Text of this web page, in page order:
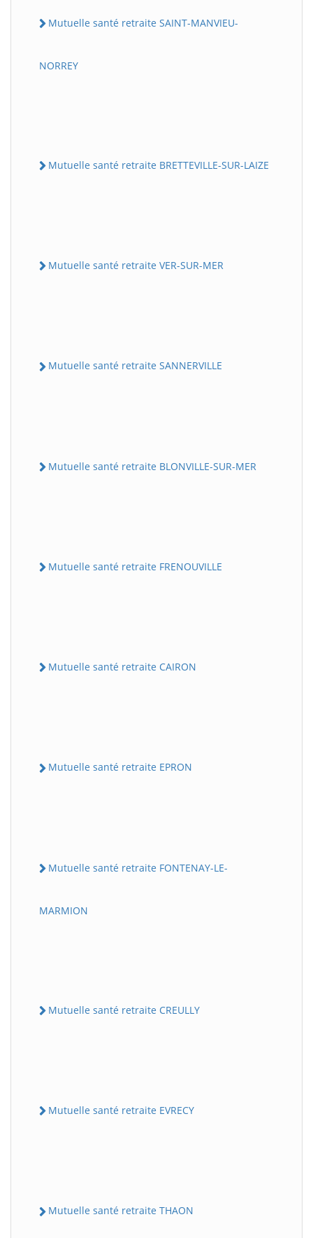
Mutuelle santé retraite SAINT-MANVIEU-
NORREY
Mutuelle santé retraite BRETTEVILLE-SUR-LAIZE
Mutuelle santé retraite VER-SUR-MER
Mutuelle santé retraite SANNERVILLE
Mutuelle santé retraite BLONVILLE-SUR-MER
Mutuelle santé retraite FRENOUVILLE
Mutuelle santé retraite CAIRON
Mutuelle santé retraite EPRON
Mutuelle santé retraite FONTENAY-LE-
MARMION
Mutuelle santé retraite CREULLY
Mutuelle santé retraite EVRECY
Mutuelle santé retraite THAON